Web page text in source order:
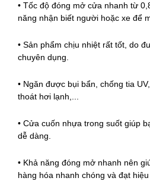
• Tốc độ đóng mở cửa nhanh từ
năng nhận biết người hoặc xe để
• Sản phẩm chịu nhiệt rất tốt, do
chuyên dụng.
• Ngăn được bụi bẩn, chống tia
thoát hơi lạnh,...
• Cửa cuốn nhựa trong suốt giúp
dễ dàng.
• Khả năng đóng mở nhanh nên
hàng hóa nhanh chóng và đạt